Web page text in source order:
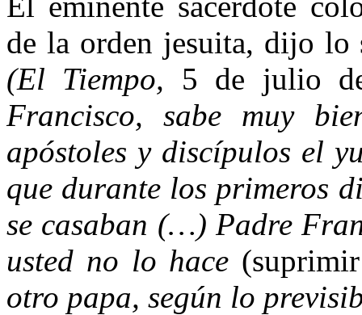
de la orden jesuita, dijo lo
(El Tiempo, 5 de julio
Francisco, sabe muy
apóstoles y discípulos el
que durante los primeros
se casaban (…) Padre
usted no lo hace
otro papa, según lo